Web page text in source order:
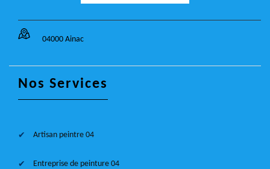
04000 Ainac
Nos Services
Artisan peintre 04
Entreprise de peinture 04